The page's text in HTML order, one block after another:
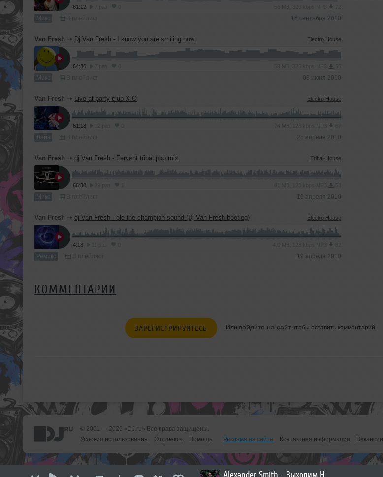
61:12
Микс 16 сентября 2010
Van Fresh ➝ Dj Van Fresh - I know you are smiling now Electro House
64:36
Микс 08 июня 2010
Van Fresh ➝ Live at party club X.O Electro House
81:18
Лайв 26 апреля 2010
Van Fresh ➝ dj Van Fresh - Fervent tribal pop mix Tribal-House
66:30
Микс 19 апреля 2010
Van Fresh ➝ dj Van Fresh - ole the champion sound (Dj Van Fresh bootleg) Electro House
4:18
Ремикс 19 апреля 2010
КОММЕНТАРИИ
ЗАРЕГИСТРИРУЙТЕСЬ Или войдите на сайтчтобы оставить комментарий
© 2001 — 2026 «DJ.ru» Все права защищены.
Условия использования
О проекте Помощь Реклама на сайте Контактная информация Вакансии